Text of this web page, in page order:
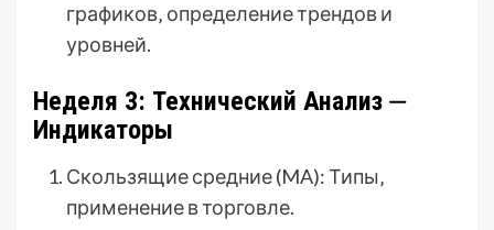
графиков‚ определение трендов и
уровней.
Неделя 3: Технический Анализ ⏤
Индикаторы
Скользящие средние (MA): Типы‚
применение в торговле.